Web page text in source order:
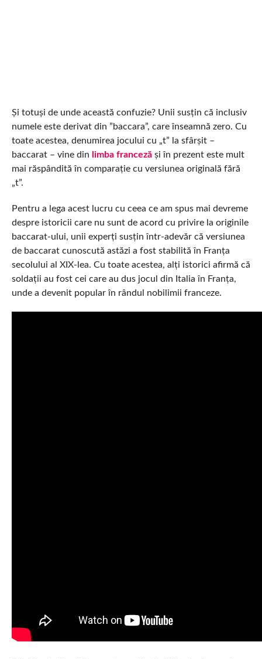
Și totuși de unde această confuzie? Unii susțin că inclusiv
numele este derivat din ”baccara”, care înseamnă zero. Cu
toate acestea, denumirea jocului cu „t” la sfârșit –
baccarat – vine din limba francezăși în prezent este mult
mai răspândită în comparație cu versiunea originală fără
„t”.
Pentru a lega acest lucru cu ceea ce am spus mai devreme
despre istoricii care nu sunt de acord cu privire la originile
baccarat-ului, unii experți susțin într-adevăr că versiunea
de baccarat cunoscută astăzi a fost stabilită în Franța
secolului al XIX-lea. Cu toate acestea, alți istorici afirmă că
soldații au fost cei care au dus jocul din Italia în Franța,
unde a devenit popular în rândul nobilimii franceze.